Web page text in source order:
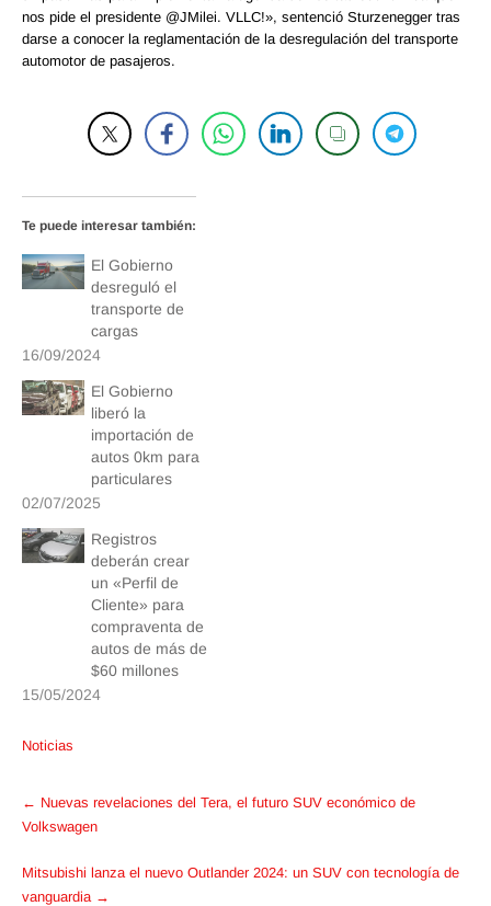
nos pide el presidente @JMilei. VLLC!», sentenció Sturzenegger tras
darse a conocer la reglamentación de la desregulación del transporte
automotor de pasajeros.
Te puede interesar también:
El Gobierno
desreguló el
transporte de
cargas
16/09/2024
El Gobierno
liberó la
importación de
autos 0km para
particulares
02/07/2025
Registros
deberán crear
un «Perfil de
Cliente» para
compraventa de
autos de más de
$60 millones
15/05/2024
Noticias
Post
navigation
← Nuevas revelaciones del Tera, el futuro SUV económico de
Volkswagen
Mitsubishi lanza el nuevo Outlander 2024: un SUV con tecnología de
vanguardia →